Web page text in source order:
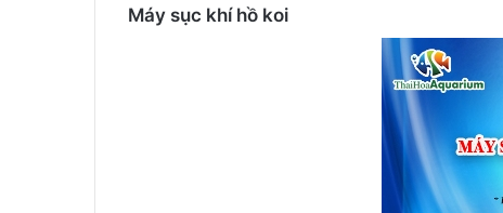
Máy sục khí hồ koi